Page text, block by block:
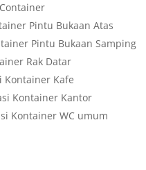
Pintu Bukaan Atas
Pintu Bukaan Samping
Rak Datar
Kontainer Kafe
Kontainer Kantor
Kontainer WC umum